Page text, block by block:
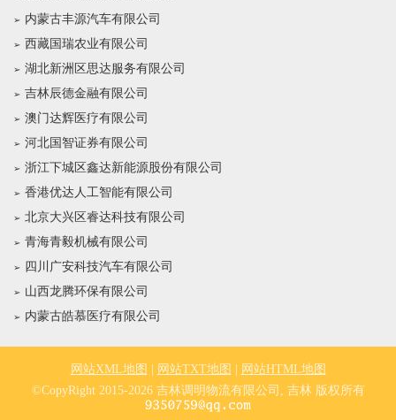
内蒙古丰源汽车有限公司
西藏国瑞农业有限公司
湖北新洲区思达服务有限公司
吉林辰德金融有限公司
澳门达辉医疗有限公司
河北国智证券有限公司
浙江下城区鑫达新能源股份有限公司
香港优达人工智能有限公司
北京大兴区睿达科技有限公司
青海青毅机械有限公司
四川广安科技汽车有限公司
山西龙腾环保有限公司
内蒙古皓慕医疗有限公司
网站XML地图 网站TXT地图
网站HTML地图
©CopyRight 2015-2026 吉林调明物流有限公司, 吉林 版权所有